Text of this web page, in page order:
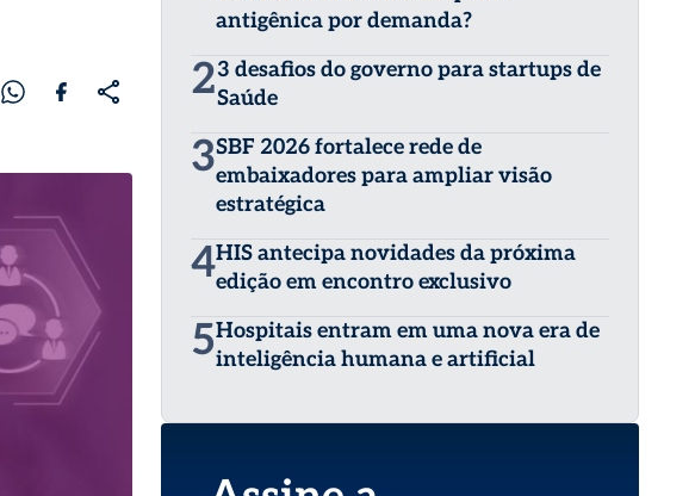
antigênica por demanda?
23 desafios do governo para startups de
Saúde
3SBF 2026 fortalece rede de
embaixadores para ampliar visão
estratégica
4HIS antecipa novidades da próxima
edição em encontro exclusivo
5Hospitais entram em uma nova era de
inteligência humana e artificial